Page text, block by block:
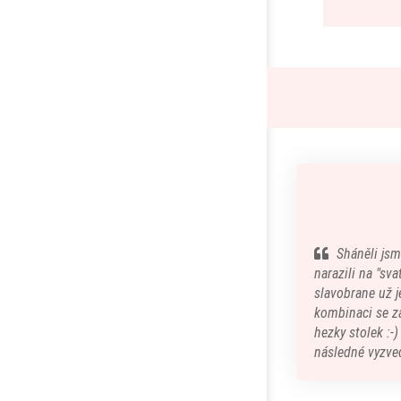
Sháněli
narazili na
slavobrane už
kombinaci se
hezky stolek :-
následné